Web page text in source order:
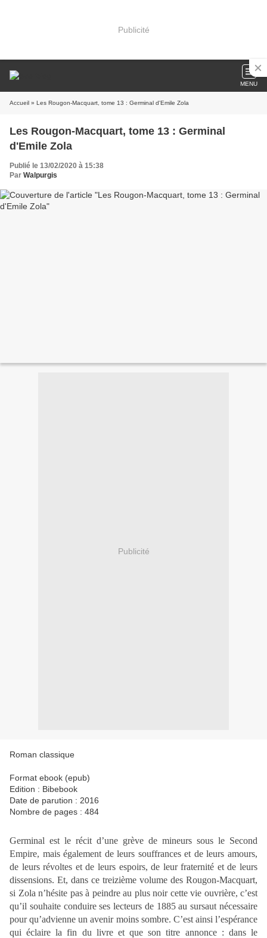
Publicité
MENU
Accueil » Les Rougon-Macquart, tome 13 : Germinal d'Emile Zola
Les Rougon-Macquart, tome 13 : Germinal
d'Emile Zola
Publié le 13/02/2020 à 15:38
Par Walpurgis
Publicité
Roman classique
Format ebook (epub)
Edition : Bibebook
Date de parution : 2016
Nombre de pages : 484
Germinal est le récit d’une grève de mineurs sous le Second
Empire, mais également de leurs souffrances et de leurs amours,
de leurs révoltes et de leurs espoirs, de leur fraternité et de leurs
dissensions. Et, dans ce treizième volume des Rougon-Macquart,
si Zola n’hésite pas à peindre au plus noir cette vie ouvrière, c’est
qu’il souhaite conduire ses lecteurs de 1885 au sursaut nécessaire
pour qu’advienne un avenir moins sombre. C’est ainsi l’espérance
qui éclaire la fin du livre et que son titre annonce : dans le